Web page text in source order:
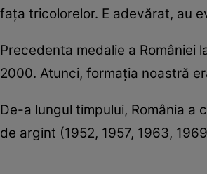
fața tricolorelor. E adevărat, au
Precedenta medalie a României
2000. Atunci, formația noastră
De-a lungul timpului, România a
de argint (1952, 1957, 1963,